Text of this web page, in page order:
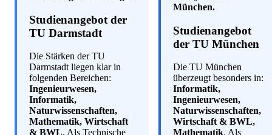
Studienangebot der
TU Darmstadt
Die Stärken der TU
Darmstadt liegen klar in
folgenden Bereichen:
Ingenieurwesen,
Informatik,
Naturwissenschaften,
Mathematik, Wirtschaft
& BWL. Als Technische
München.
Studienangebot
der TU München
Die TU München
überzeugt besonders in:
Informatik,
Ingenieurwesen,
Naturwissenschaften,
Wirtschaft & BWL,
Mathematik. Als